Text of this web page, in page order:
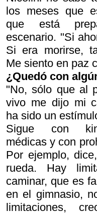
los meses que
que está
escenario. "Si
Si era morirse,
Me siento en paz
¿Quedó con
"No, sólo que al
vivo me dijo mi
ha sido un
Sigue con
médicas y con
Por ejemplo,
rueda. Hay
caminar, que es
en el gimnasio,
limitaciones,